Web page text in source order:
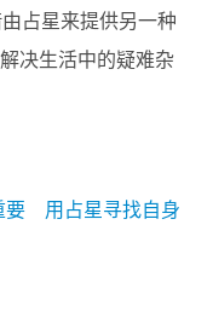
占星来提供另一种
决生活中的疑难杂
要 用占星寻找自身